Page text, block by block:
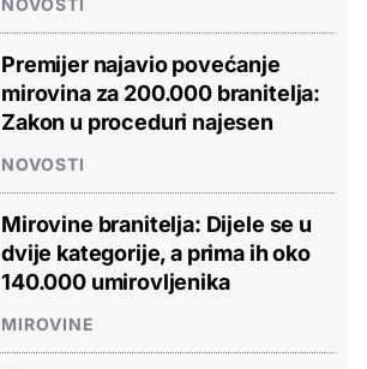
Premijer najavio povećanje
mirovina za 200.000 branitelja:
Zakon u proceduri najesen
NOVOSTI
Mirovine branitelja: Dijele se u
dvije kategorije, a prima ih oko
140.000 umirovljenika
MIROVINE